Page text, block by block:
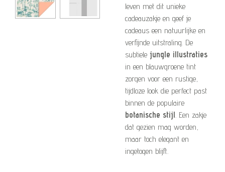
leven met dit unieke
cadeauzakje en geef je
cadeaus een natuurlijke en
verfijnde uitstraling. De
subtiele jungle illustraties
in een blauwgroene tint
zorgen voor een rustige,
tijdloze look die perfect past
binnen de populaire
botanische stijl. Een zakje
dat gezien mag worden,
maar toch elegant en
ingetogen blijft.